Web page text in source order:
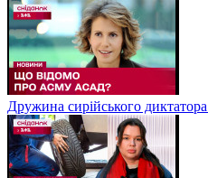
Дружина сирійського